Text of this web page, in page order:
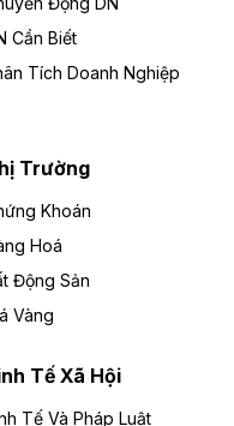
sinh thái’
của Công ty Cổ
DLG) được
đồng.
đất làm khu
Cần Biết
Tích Doanh Nghiệp
Trường
Khoán
Hoá
Động Sản
Vàng
Tế Xã Hội
Tế Và Pháp Luật